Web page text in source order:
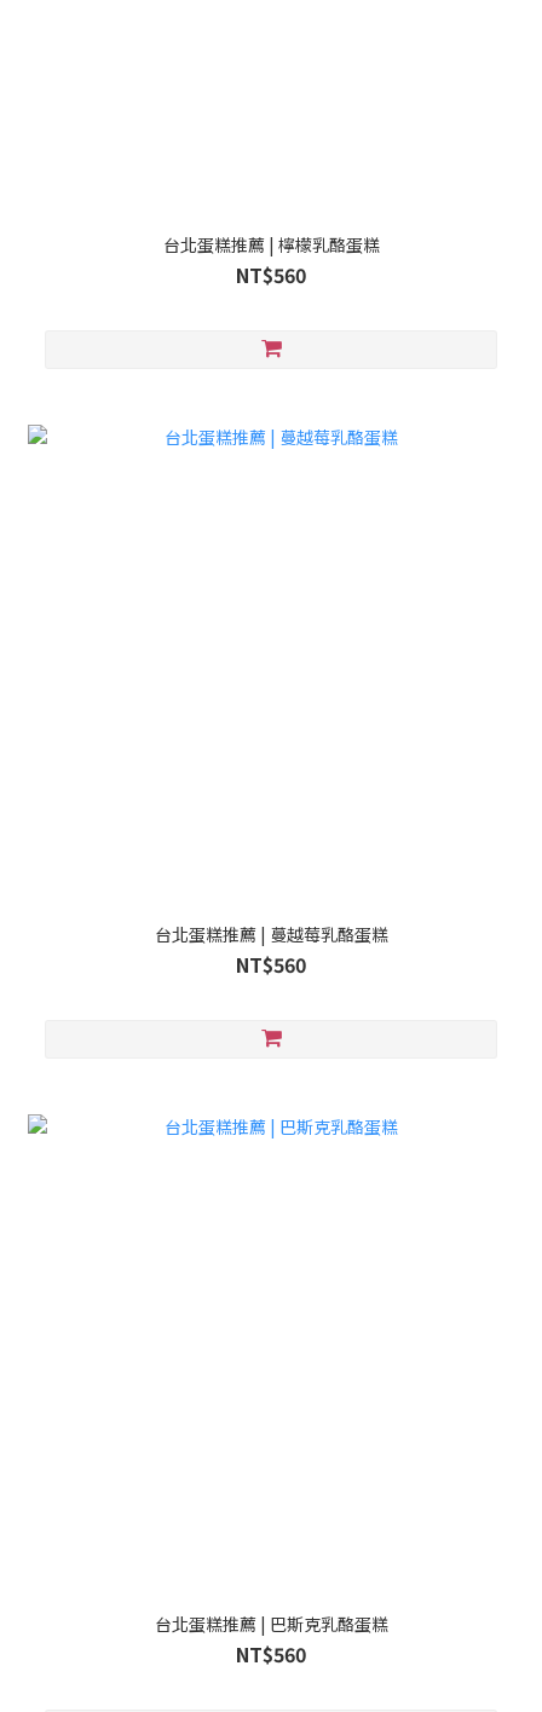
台北蛋糕推薦 | 檸檬乳酪蛋糕
NT$560
台北蛋糕推薦 | 蔓越莓乳酪蛋糕
NT$560
台北蛋糕推薦 | 巴斯克乳酪蛋糕
NT$560